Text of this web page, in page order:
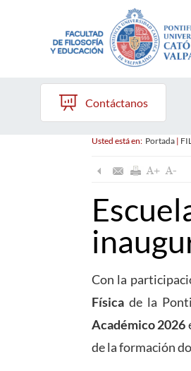
Contáctanos
Usted está en: Portada|
Con la
Físicade la
Académico 2026
de la formación